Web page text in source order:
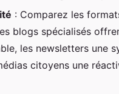
: Comparez les
blogs spécialisés
les newsletters une
citoyens une